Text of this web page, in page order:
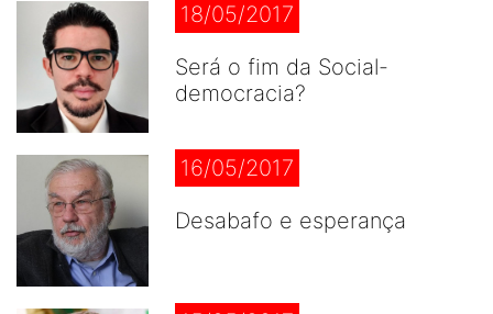
18/05/2017
Será o fim da Social-
democracia?
16/05/2017
Desabafo e esperança